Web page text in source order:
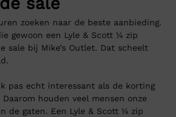
zoeken naar de beste aanbieding.
gewoon een Lyle & Scott ¼ zip
sale bij Mike’s Outlet. Dat scheelt
pas echt interessant als de korting
houden veel mensen onze
de gaten. Een Lyle & Scott ¼ zip